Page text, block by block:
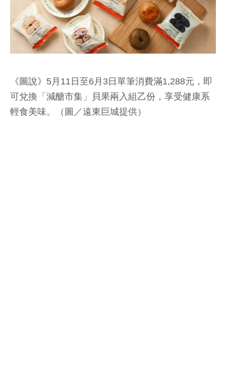
《圖說》5月11日至6月3日單筆消費滿1,288元，即
可兌換「減醣市集」貝果兩入組乙份，享受健康系
輕食美味。（圖／遠東巨城提供）